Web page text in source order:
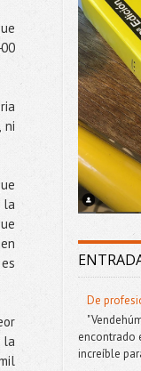
ni
la
la
De
encontrado
increíble